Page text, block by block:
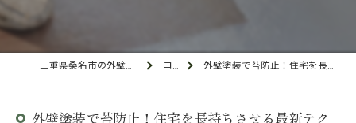
三重県桑名市の外壁塗装ならC.Iペイント コラム 外壁塗装で苔防止！住宅を長持ちさせる最新テクニック
外壁塗装で苔防止！住宅を長持ちさせる最新テク